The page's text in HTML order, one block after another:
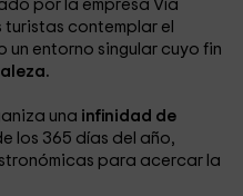
por la empresa Vía
turistas contemplar el
un entorno singular cuyo fin
una infinidad de
los 365 días del año,
para acercar la